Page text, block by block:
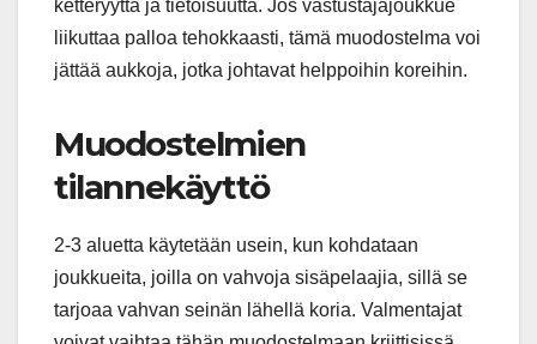
ketteryyttä ja tietoisuutta. Jos vastustajajoukkue
liikuttaa palloa tehokkaasti, tämä muodostelma voi
jättää aukkoja, jotka johtavat helppoihin koreihin.
Muodostelmien
tilannekäyttö
2-3 aluetta käytetään usein, kun kohdataan
joukkueita, joilla on vahvoja sisäpelaajia, sillä se
tarjoaa vahvan seinän lähellä koria. Valmentajat